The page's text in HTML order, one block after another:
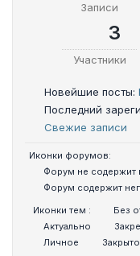
Записи
3
Участники
Новейшие посты:
Последний
Свежие записи
Иконки форумов:
Форум не содержит
Форум содержит
Иконки тем :
Без
Актуально
Личное
Закрыто